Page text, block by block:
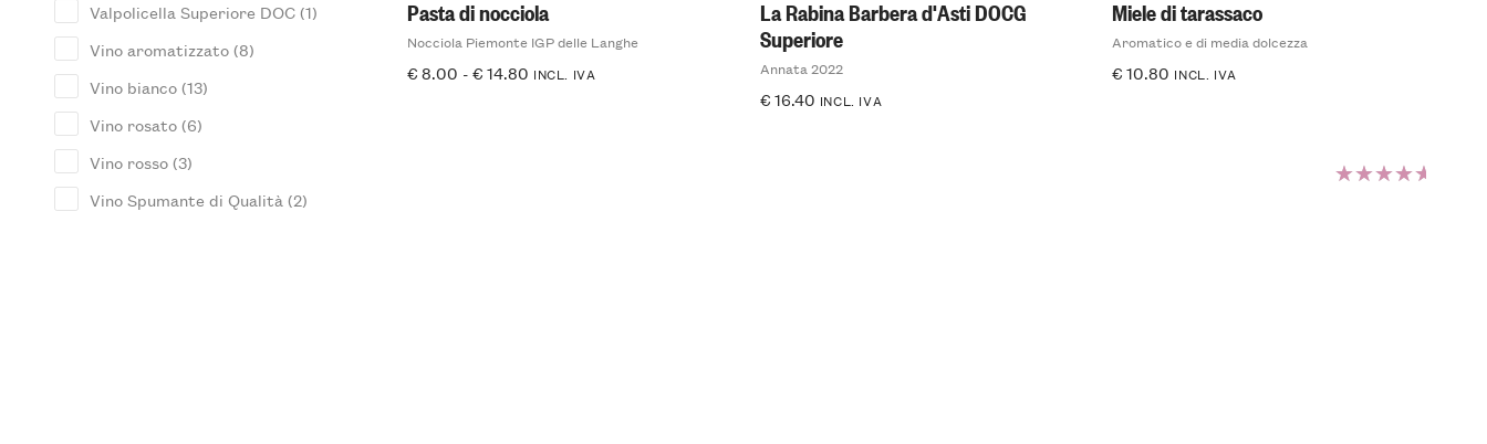
Valpolicella Superiore DOC (1)
Vino aromatizzato (8)
Vino bianco (13)
Vino rosato (6)
Vino rosso (3)
Vino Spumante di Qualità (2)
Pasta di nocciola
Nocciola Piemonte IGP delle Langhe
€8.00 -€14.80 INCL. IVA
La Rabina Barbera d'Asti DOCG
Superiore
Annata 2022
€16.40 INCL. IVA
Miele di tarassaco
Aromatico e di media dolcezza
€10.80 INCL. IVA